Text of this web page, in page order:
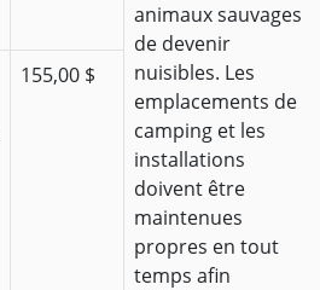
animaux sauvages
de devenir
nuisibles. Les
emplacements de
camping et les
installations
doivent être
maintenues
propres en tout
temps afin
155,00 $